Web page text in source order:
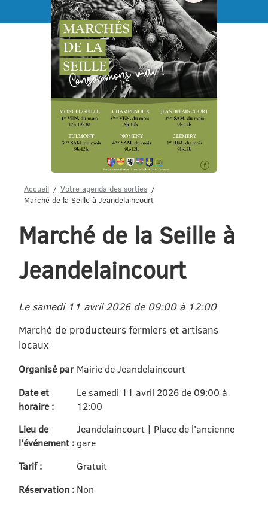
Menu
Accueil
Votre agenda des sorties
Marché de la Seille à Jeandelaincourt
Marché de la Seille à
Jeandelaincourt
Le samedi 11 avril 2026 de 09:00 à 12:00
Marché de producteurs fermiers et artisans
locaux
Organisé par Mairie de Jeandelaincourt
Date et
horaire :
Le samedi 11 avril 2026 de 09:00 à
12:00
Lieu de
l'événement :
Jeandelaincourt | Place de l'ancienne
gare
Tarif :
Gratuit
Réservation : Non